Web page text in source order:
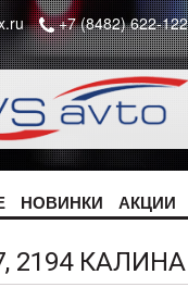
+7 (8482) 622-122
НОВИНКИ АКЦИИ
2194